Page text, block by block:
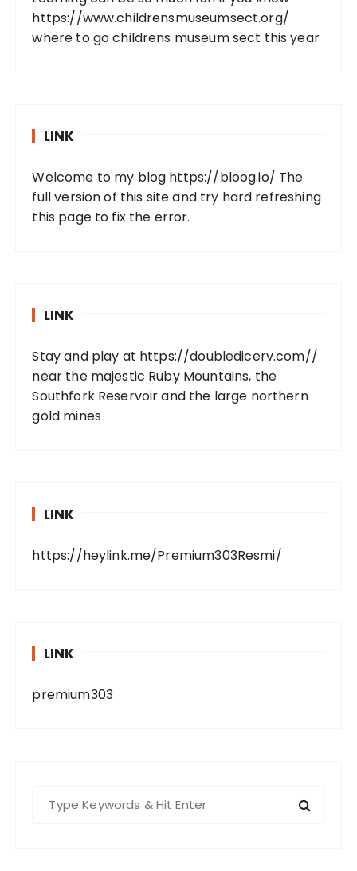
https://www.childrensmuseumsect.org/
where to go childrens museum sect this year
LINK
Welcome to my blog https://bloog.io/ The
full version of this site and try hard refreshing
this page to fix the error.
LINK
Stay and play at https://doubledicerv.com//
near the majestic Ruby Mountains, the
Southfork Reservoir and the large northern
gold mines
LINK
https://heylink.me/Premium303Resmi/
LINK
premium303